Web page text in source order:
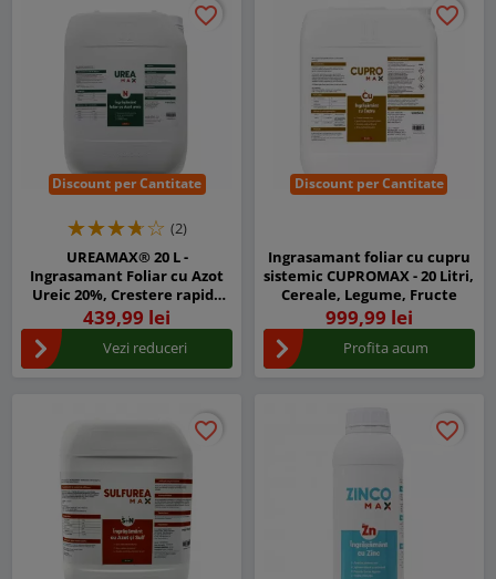
Discount per Cantitate
favorite_border
favorite_border
(2)
UREAMAX® 20 L -
Ingrasamant Foliar cu Azot
Ureic 20%, Crestere rapida
pentru Legume, Porumb,
Cereale, Pomi si Vita de Vie
439,99 lei
Vezi reduceri
Discount per Cantitate
favorite_border
favorite_border
Ingrasamant foliar cu cupru
sistemic CUPROMAX - 20 Litri,
Cereale, Legume, Fructe
999,99 lei
Profita acum
favorite_border
favorite_border favorite_border
favorite_border